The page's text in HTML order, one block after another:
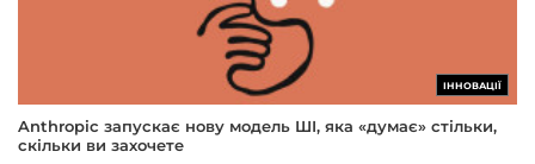
ІННОВАЦІЇ
Anthropic запускає нову модель ШІ, яка «думає» стільки,
скільки ви захочете